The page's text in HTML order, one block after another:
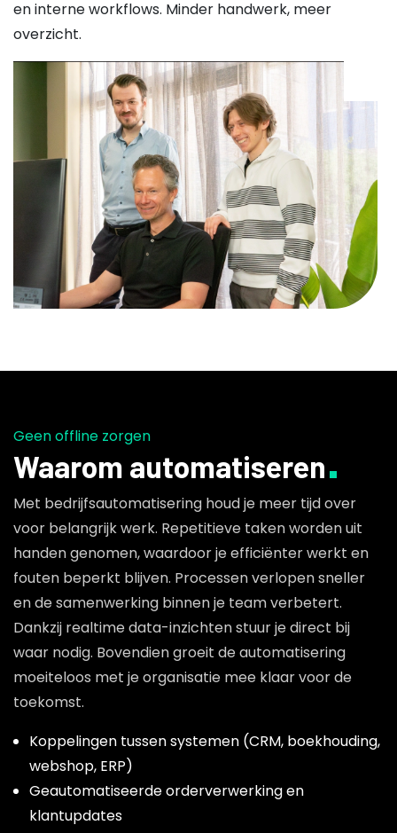
en interne workflows. Minder handwerk, meer
overzicht.
Geen offline zorgen
Waarom automatiseren
Met bedrijfsautomatisering houd je meer tijd over
voor belangrijk werk. Repetitieve taken worden uit
handen genomen, waardoor je efficiënter werkt en
fouten beperkt blijven. Processen verlopen sneller
en de samenwerking binnen je team verbetert.
Dankzij realtime data-inzichten stuur je direct bij
waar nodig. Bovendien groeit de automatisering
moeiteloos met je organisatie mee klaar voor de
toekomst.
Koppelingen tussen systemen (CRM, boekhouding,
webshop, ERP)
Geautomatiseerde orderverwerking en
klantupdates